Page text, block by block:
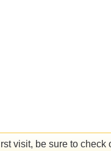
visit, be sure to check